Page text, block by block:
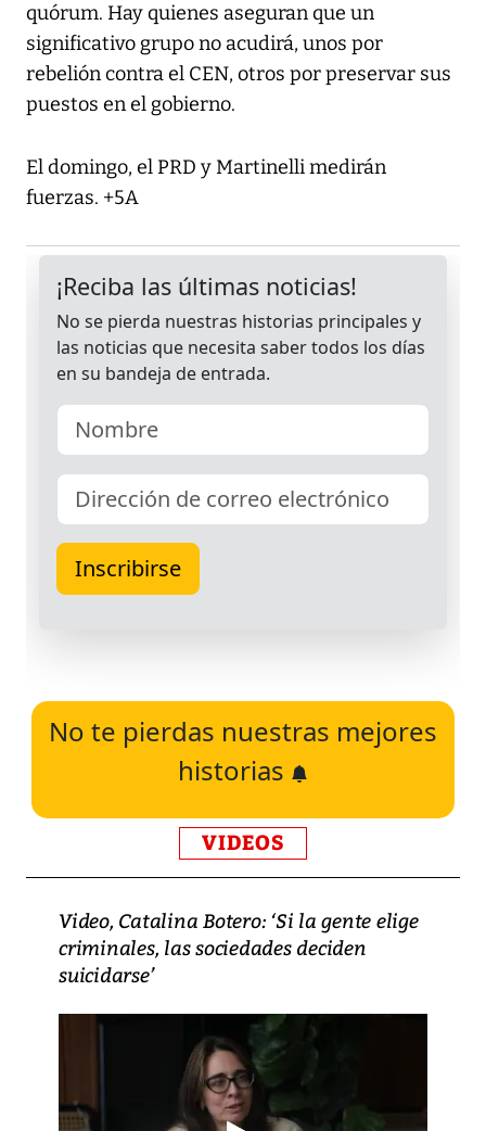
quórum. Hay quienes aseguran que un
significativo grupo no acudirá, unos por
rebelión contra el CEN, otros por preservar sus
puestos en el gobierno.
El domingo, el PRD y Martinelli medirán
fuerzas. +5A
No te pierdas nuestras mejores
historias
VIDEOS
Video, Catalina Botero: ‘Si la gente elige
criminales, las sociedades deciden
suicidarse’